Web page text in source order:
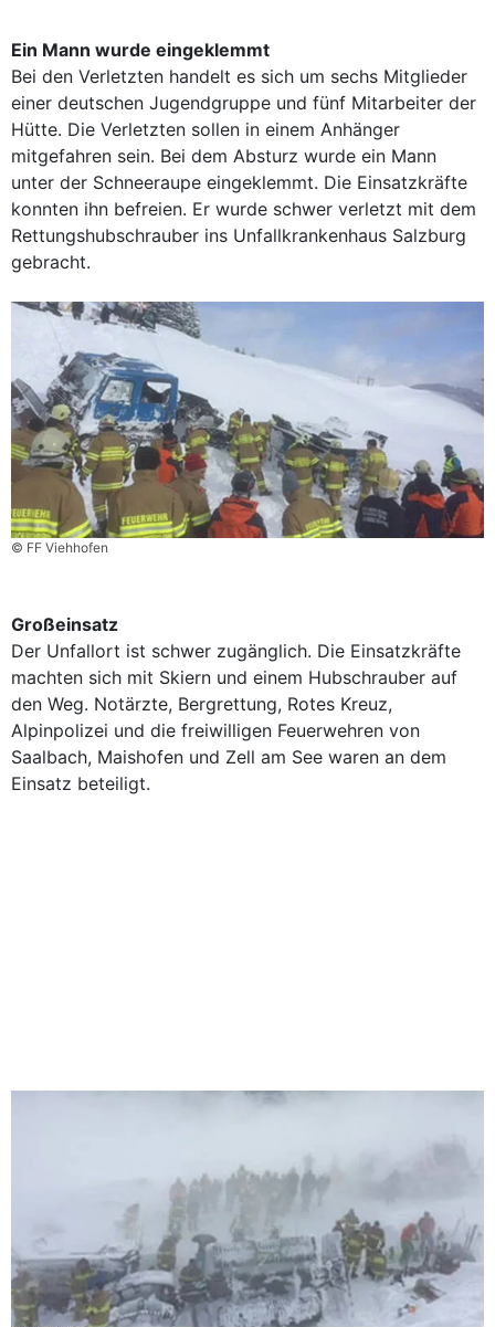
Ein Mann wurde eingeklemmt
Bei den Verletzten handelt es sich um sechs Mitglieder
einer deutschen Jugendgruppe und fünf Mitarbeiter der
Hütte. Die Verletzten sollen in einem Anhänger
mitgefahren sein. Bei dem Absturz wurde ein Mann
unter der Schneeraupe eingeklemmt. Die Einsatzkräfte
konnten ihn befreien. Er wurde schwer verletzt mit dem
Rettungshubschrauber ins Unfallkrankenhaus Salzburg
gebracht.
© FF Viehhofen
Großeinsatz
Der Unfallort ist schwer zugänglich. Die Einsatzkräfte
machten sich mit Skiern und einem Hubschrauber auf
den Weg. Notärzte, Bergrettung, Rotes Kreuz,
Alpinpolizei und die freiwilligen Feuerwehren von
Saalbach, Maishofen und Zell am See waren an dem
Einsatz beteiligt.